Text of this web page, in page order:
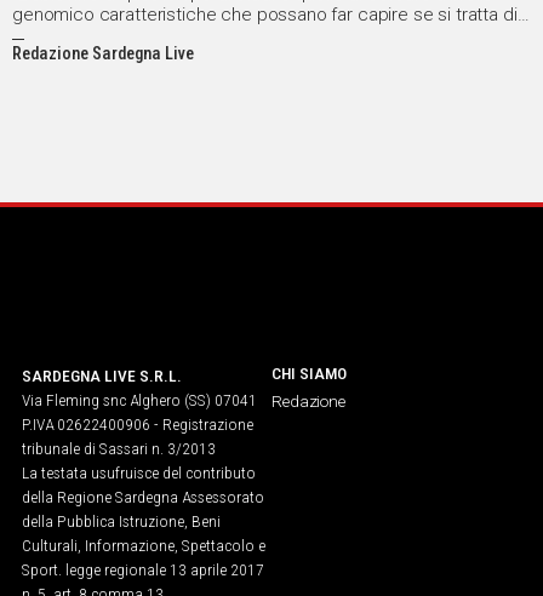
NOTIZIE
POLITICA
SPORT
Vai
UNISCITI
AL CANALE
WHATSAPP
genomico caratteristiche che possano far capire se si tratta di
varianti più o meno pericolose"
Redazione Sardegna Live
SARDEGNA LIVE S.R.L.
Via Fleming snc Alghero (SS) 07041
P.IVA 02622400906 - Registrazione
tribunale di Sassari n. 3/2013
La testata usufruisce del contributo
della Regione Sardegna Assessorato
della Pubblica Istruzione, Beni
Culturali, Informazione, Spettacolo e
Sport. legge regionale 13 aprile 2017
CHI SIAMO
Redazione